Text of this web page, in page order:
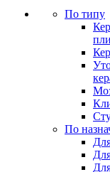
По типу
По